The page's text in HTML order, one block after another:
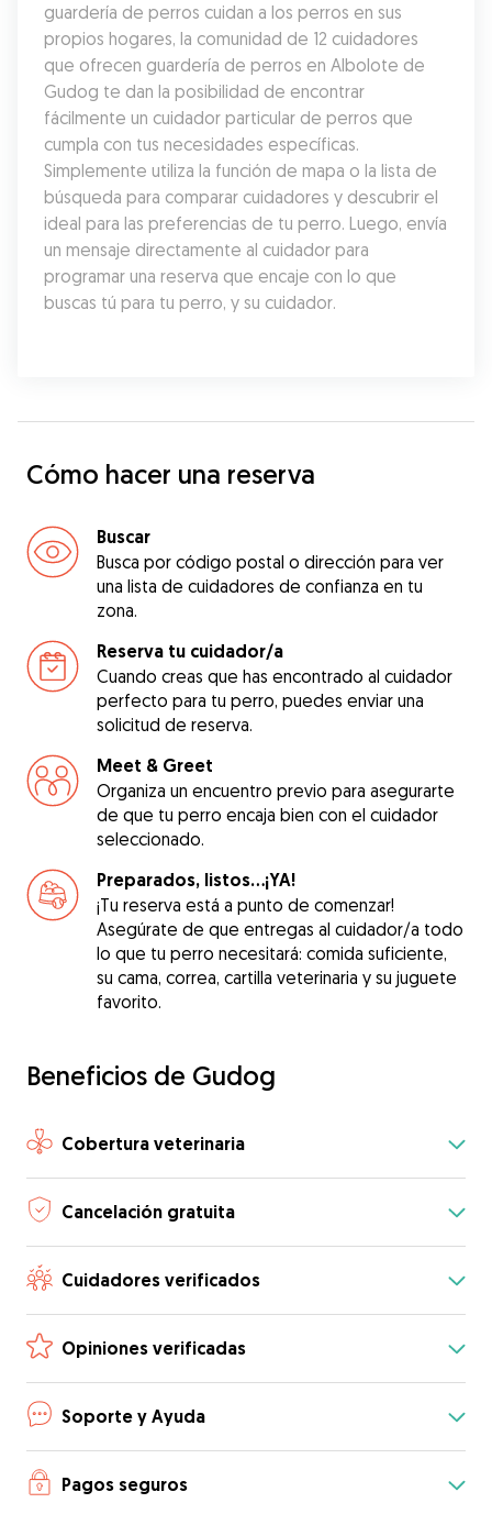
guardería de perros cuidan a los perros en sus
propios hogares, la comunidad de 12 cuidadores
que ofrecen guardería de perros en Albolote de
Gudog te dan la posibilidad de encontrar
fácilmente un cuidador particular de perros que
cumpla con tus necesidades específicas.
Simplemente utiliza la función de mapa o la lista de
búsqueda para comparar cuidadores y descubrir el
ideal para las preferencias de tu perro. Luego, envía
un mensaje directamente al cuidador para
programar una reserva que encaje con lo que
buscas tú para tu perro, y su cuidador.
Cómo hacer una reserva
Buscar
Busca por código postal o dirección para ver
una lista de cuidadores de confianza en tu
zona.
Reserva tu cuidador/a
Cuando creas que has encontrado al cuidador
perfecto para tu perro, puedes enviar una
solicitud de reserva.
Meet & Greet
Organiza un encuentro previo para asegurarte
de que tu perro encaja bien con el cuidador
seleccionado.
Preparados, listos...¡YA!
¡Tu reserva está a punto de comenzar!
Asegúrate de que entregas al cuidador/a todo
lo que tu perro necesitará: comida suficiente,
su cama, correa, cartilla veterinaria y su juguete
favorito.
Beneficios de Gudog
Cobertura veterinaria
Cancelación gratuita
Cuidadores verificados
Opiniones verificadas
Soporte y Ayuda
Pagos seguros